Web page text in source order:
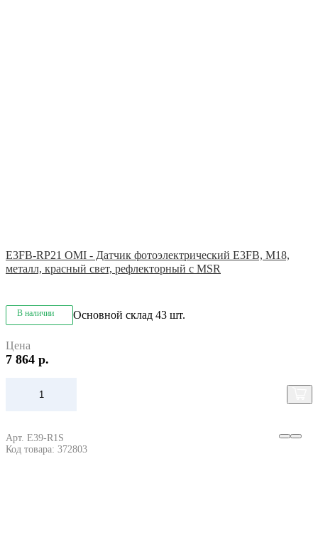
E3FB-RP21 OMI - Датчик фотоэлектрический E3FB, M18,
металл, красный свет, рефлекторный с MSR
В наличии Основной склад 43 шт.
Цена
7 864 р.
Арт. E39-R1S
Код товара: 372803